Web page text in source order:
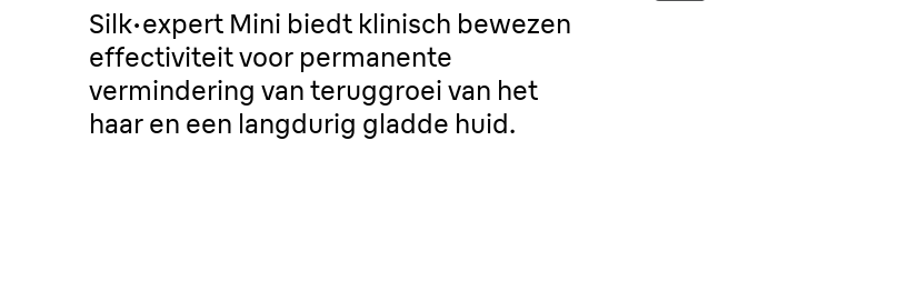
Silk·expert Mini biedt klinisch bewezen
effectiviteit voor permanente
vermindering van teruggroei van het
haar en een langdurig gladde huid.